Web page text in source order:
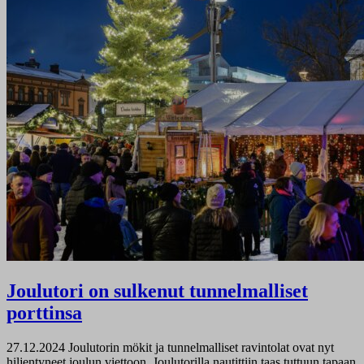
Joulutori on sulkenut tunnelmalliset
porttinsa
27.12.2024 Joulutorin mökit ja tunnelmalliset ravintolat ovat nyt